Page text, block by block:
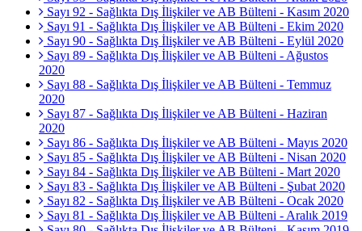
Sayı 92 - Sağlıkta Dış İlişkiler ve AB Bülteni - Kasım 2020
Sayı 91 - Sağlıkta Dış İlişkiler ve AB Bülteni - Ekim 2020
Sayı 90 - Sağlıkta Dış İlişkiler ve AB Bülteni - Eylül 2020
Sayı 89 - Sağlıkta Dış İlişkiler ve AB Bülteni - Ağustos
2020
Sayı 88 - Sağlıkta Dış İlişkiler ve AB Bülteni - Temmuz
2020
Sayı 87 - Sağlıkta Dış İlişkiler ve AB Bülteni - Haziran
2020
Sayı 86 - Sağlıkta Dış İlişkiler ve AB Bülteni - Mayıs 2020
Sayı 85 - Sağlıkta Dış İlişkiler ve AB Bülteni - Nisan 2020
Sayı 84 - Sağlıkta Dış İlişkiler ve AB Bülteni - Mart 2020
Sayı 83 - Sağlıkta Dış İlişkiler ve AB Bülteni - Şubat 2020
Sayı 82 - Sağlıkta Dış İlişkiler ve AB Bülteni - Ocak 2020
Sayı 81 - Sağlıkta Dış İlişkiler ve AB Bülteni - Aralık 2019